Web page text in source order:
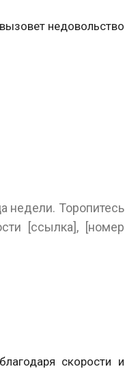
недовольство
недели. Торопитесь
[ссылка], [номер
скорости и